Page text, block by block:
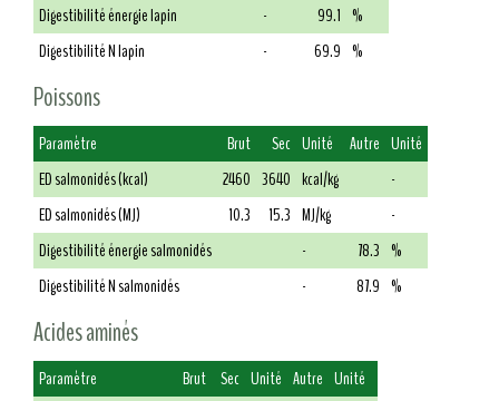
Digestibilité énergie lapin
- 99.1 %
Digestibilité N lapin
- 69.9 %
Poissons
Paramètre Brut Sec Unité Autre Unité
ED salmonidés (kcal)
2460 3640 kcal/kg
-
ED salmonidés (MJ)
10.3 15.3 MJ/kg
-
Digestibilité énergie salmonidés
- 78.3 %
Digestibilité N salmonidés
- 87.9 %
Acides aminés
Paramètre Brut Sec Unité Autre Unité